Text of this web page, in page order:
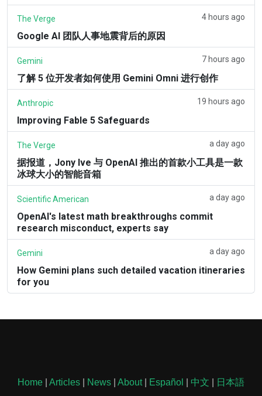
The Verge 4 hours ago
Google AI 团队人事地震背后的原因
Gemini 7 hours ago
了解 5 位开发者如何使用 Gemini Omni 进行创作
Anthropic 19 hours ago
Improving Fable 5 Safeguards
The Verge a day ago
据报道，Jony Ive 与 OpenAI 推出的首款小工具是一款
冰球大小的智能音箱
Scientific American a day ago
OpenAI's latest math breakthroughs commit
research misconduct, experts say
Gemini a day ago
How Gemini plans such detailed vacation itineraries
for you
Home Articles News About| Español 中文 日本語